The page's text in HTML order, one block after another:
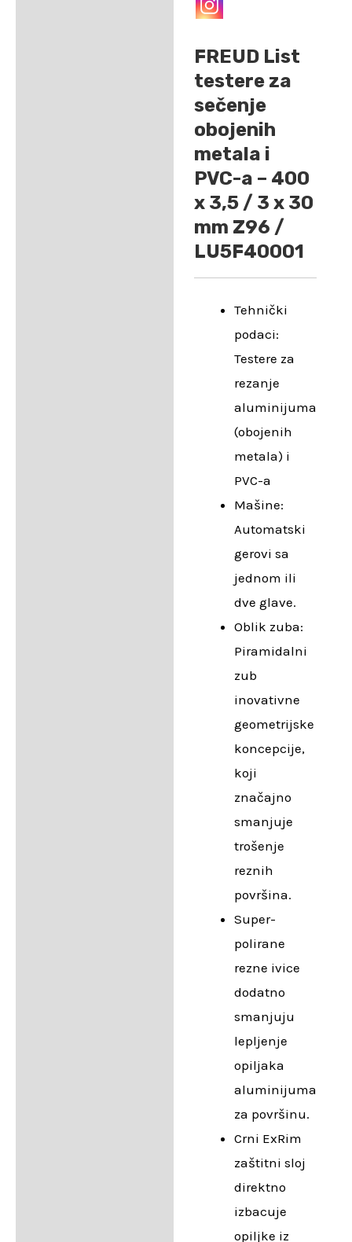
FREUD List
testere za
sečenje
obojenih
metala i
PVC-a – 400
x 3,5 / 3 x 30
mm Z96 /
LU5F40001
Tehnički
podaci:
Testere za
rezanje
aluminijuma
(obojenih
metala) i
PVC-a
Mašine:
Automatski
gerovi sa
jednom ili
dve glave.
Oblik zuba:
Piramidalni
zub
inovativne
geometrijske
koncepcije,
koji
značajno
smanjuje
trošenje
reznih
površina.
Super-
polirane
rezne ivice
dodatno
smanjuju
lepljenje
opiljaka
aluminijuma
za površinu.
Crni ExRim
zaštitni sloj
direktno
izbacuje
opiljke iz